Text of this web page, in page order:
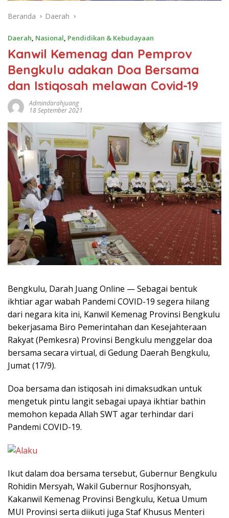
Beranda Daerah
Daerah, Nasional, Pendidikan & Kebudayaan
Kanwil Kemenag dan Pemprov
Bengkulu adakan Doa Bersama
dan Istiqosah melawan Covid-19
Admindarahjuang
18 September 2021
Bengkulu, Darah Juang Online — Sebagai bentuk
ikhtiar agar wabah Pandemi COVID-19 segera hilang
dari negara kita ini, Kanwil Kemenag Provinsi Bengkulu
bekerjasama Biro Pemerintahan dan Kesejahteraan
Rakyat (Pemkesra) Provinsi Bengkulu menggelar doa
bersama secara virtual, di Gedung Daerah Bengkulu,
Jumat (17/9).
Doa bersama dan istiqosah ini dimaksudkan untuk
mengetuk pintu langit sebagai upaya ikhtiar bathin
memohon kepada Allah SWT agar terhindar dari
Pandemi COVID-19.
Ikut dalam doa bersama tersebut, Gubernur Bengkulu
Rohidin Mersyah, Wakil Gubernur Rosjhonsyah,
Kakanwil Kemenag Provinsi Bengkulu, Ketua Umum
MUI Provinsi serta diikuti juga Staf Khusus Menteri